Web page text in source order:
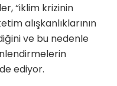
“iklim krizinin
alışkanlıklarının
ve bu nedenle
ediyor.